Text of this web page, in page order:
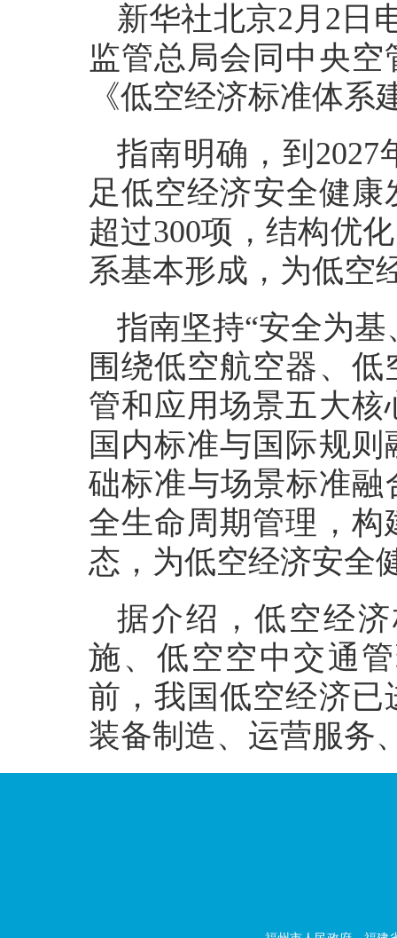
新华社北京2月2日
监管总局会同中央
《低空经济标准体系
指南明确，到
足低空经济安全健康
超过300项，结构优
系基本形成，为低空
指南坚持“安全为
围绕低空航空器、
管和应用场景五大
国内标准与国际规
础标准与场景标准融
全生命周期管理，
态，为低空经济安全
据介绍，低空经
施、低空空中交通
前，我国低空经济
装备制造、运营服务